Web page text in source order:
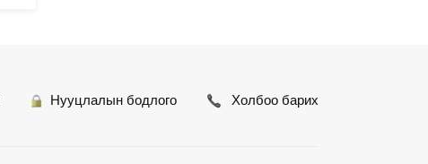
Нууцлалын бодлого Холбоо барих